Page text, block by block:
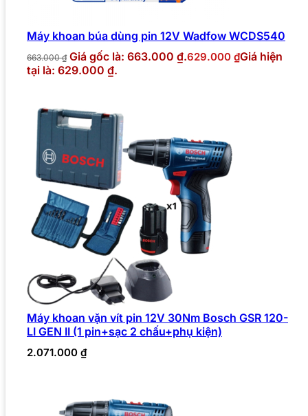
Máy khoan búa dùng pin 12V Wadfow WCDS540
663.000₫ Giá gốc là: 663.000 ₫.629.000 ₫Giá hiện
tại là: 629.000 ₫.
Máy khoan vặn vít pin 12V 30Nm Bosch GSR 120-
LI GEN II (1 pin+sạc 2 chấu+phụ kiện)
2.071.000 ₫